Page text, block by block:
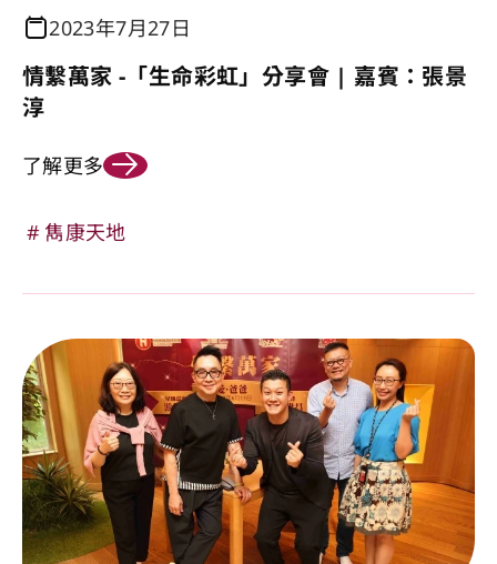
2023年7月27日
情繫萬家 -「生命彩虹」分享會 | 嘉賓：張景
淳
了解更多
雋康天地